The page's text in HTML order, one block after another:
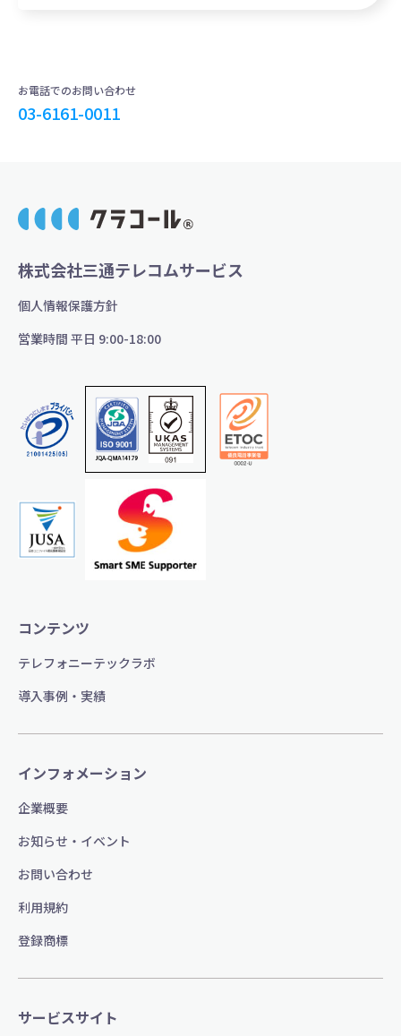
お電話でのお問い合わせ
03-6161-0011
株式会社三通テレコムサービス
個人情報保護方針
営業時間 平日 9:00-18:00
コンテンツ
テレフォニーテックラボ
導入事例・実績
インフォメーション
企業概要
お知らせ・イベント
お問い合わせ
利用規約
登録商標
サービスサイト